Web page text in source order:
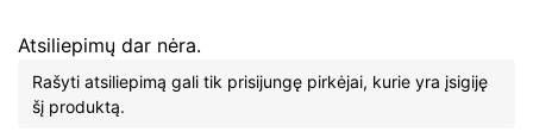
Atsiliepimų dar nėra.
Rašyti atsiliepimą gali tik prisijungę pirkėjai, kurie yra įsigiję
šį produktą.